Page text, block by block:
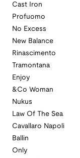
Cast Iron
Profuomo
No Excess
New Balance
Rinascimento
Tramontana
Enjoy
&Co Woman
Nukus
Law Of The Sea
Cavallaro Napoli
Ballin
Only